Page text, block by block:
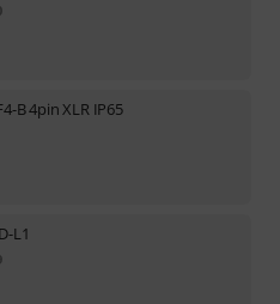
B 4pin XLR IP65
L1